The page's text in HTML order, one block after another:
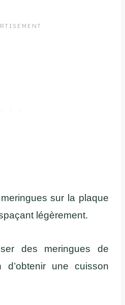
sur la plaque
légèrement.
des meringues de
d’obtenir une cuisson